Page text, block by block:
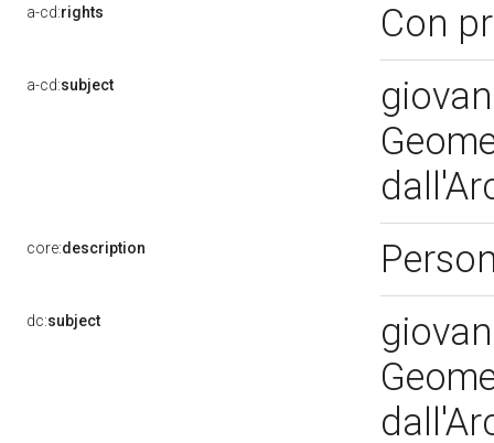
a-cd:rights Con
a-cd:subject
core:description
dc:subject